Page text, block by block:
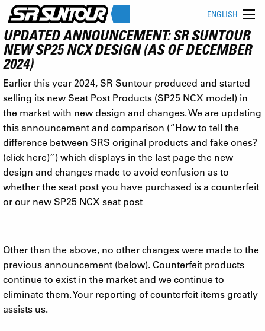
ENGLISH
UPDATED ANNOUNCEMENT: SR SUNTOUR
NEW SP25 NCX DESIGN (AS OF DECEMBER
2024)
Earlier this year 2024, SR Suntour produced and started
selling its new Seat Post Products (SP25 NCX model) in
the market with new design and changes. We are updating
this announcement and comparison (“How to tell the
difference between SRS original products and fake ones?
(click here)”) which displays in the last page the new
design and changes made to avoid confusion as to
whether the seat post you have purchased is a counterfeit
or our new SP25 NCX seat post
Other than the above, no other changes were made to the
previous announcement (below). Counterfeit products
continue to exist in the market and we continue to
eliminate them. Your reporting of counterfeit items greatly
assists us.